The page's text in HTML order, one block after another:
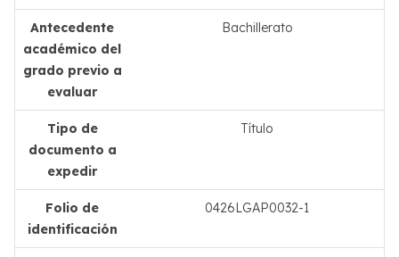
Antecedente
académico del
grado previo a
evaluar
Bachillerato
Tipo de
documento a
expedir
Título
Folio de
identificación
0426LGAP0032-1